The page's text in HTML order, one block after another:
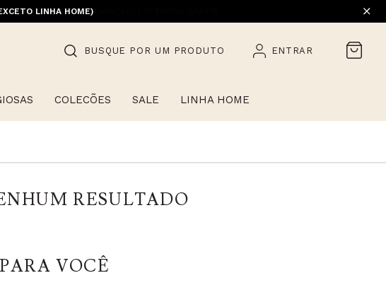
LINHA HOME)
BUSQUE POR UM PRODUTO ENTRAR
COLECÕES SALE LINHA HOME
RESULTADO
VOCÊ